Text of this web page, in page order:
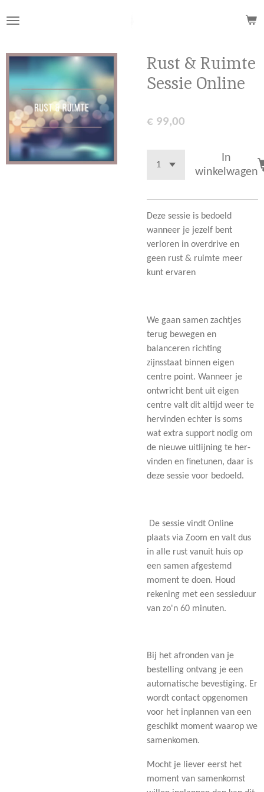
direct
de
hoofdinhoud
Rust & Ruimte
Sessie Online
€ 99,00
In
winkelwagen
Deze sessie is bedoeld
wanneer je jezelf bent
verloren in overdrive en
geen rust & ruimte meer
kunt ervaren
We gaan samen zachtjes
terug bewegen en
balanceren richting
zijnsstaat binnen eigen
centre point. Wanneer je
ontwricht bent uit eigen
centre valt dit altijd weer te
hervinden echter is soms
wat extra support nodig om
de nieuwe uitlijning te her-
vinden en finetunen, daar is
deze sessie voor bedoeld.
De sessie vindt Online
plaats via Zoom en valt dus
in alle rust vanuit huis op
een samen afgestemd
moment te doen. Houd
rekening met een sessieduur
van zo'n 60 minuten.
Bij het afronden van je
bestelling ontvang je een
automatische bevestiging. Er
wordt contact opgenomen
voor het inplannen van een
geschikt moment waarop we
samenkomen.
Mocht je liever eerst het
moment van samenkomst